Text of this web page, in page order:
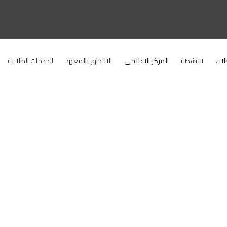
الخدمات الطلابية الالتحاق بالمعهد المركز الاعلامى الانشطة